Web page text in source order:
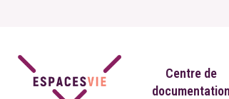
Centre de
documentation